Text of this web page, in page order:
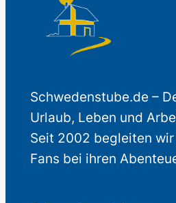
Schwedenstube.de –
Urlaub, Leben und
Seit 2002 begleiten
Fans bei ihren